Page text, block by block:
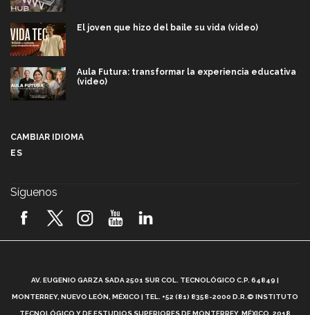
El joven que hizo del baile su vida (video)
Aula Futura: transformar la experiencia educativa
(video)
2026! (video)
¿Cómo es el Modelo Educativo Tec? (video)
CAMBIAR IDIOMA
ES
Síguenos
AV. EUGENIO GARZA SADA 2501 SUR COL. TECNOLÓGICO C.P. 64849 |
MONTERREY, NUEVO LEÓN, MÉXICO | TEL. +52 (81) 8358-2000 D.R.© INSTITUTO
TECNOLÓGICO Y DE ESTUDIOS SUPERIORES DE MONTERREY, MÉXICO. 2018